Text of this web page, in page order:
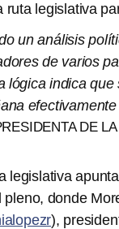
ruta legislativa
un análisis
de varios
lógica indica
DE
legislativa
donde
),